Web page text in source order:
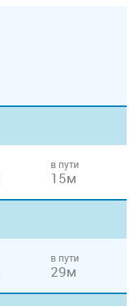
в пути
15м
в пути
29м